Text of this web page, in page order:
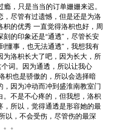
，只是当当的订单姗姗来迟。
，尽管有过遗憾，但是还是为洛
枳的优秀 一直觉得洛枳也好，周
的印象还是“通透”，尽管长安
懂事，也无法通透”，我想我有
为洛枳长大了吧，因为长大，所
个词。因为通透，所以让我心
枳也是骄傲的，所以会选择暗
，因为冲动而冲到盛淮南教室门
不是不心疼的，但我想，洛枳
，所以，觉得通透是形容她的最
以，不会受伤，尽管伤的最深
。